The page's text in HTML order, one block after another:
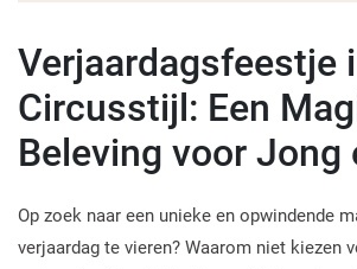
Verjaardagsfeestje
Circusstijl: Een
Beleving voor Jong
Op zoek naar een unieke en opwindende
verjaardag te vieren? Waarom niet kiezen